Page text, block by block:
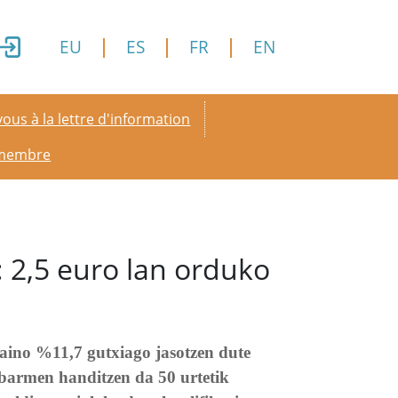
EU ES FR EN
menuà la lettre d'information
euro lan orduko
%11,7 gutxiago jasotzen dute
handitzen da 50 urtetik